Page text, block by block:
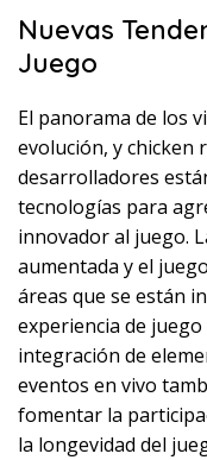
Nuevas
Juego
El panorama de los
evolución, y chicken
desarrolladores
tecnologías para
innovador al juego.
aumentada y el
áreas que se están
experiencia de
integración de
eventos en vivo
fomentar la
la longevidad del